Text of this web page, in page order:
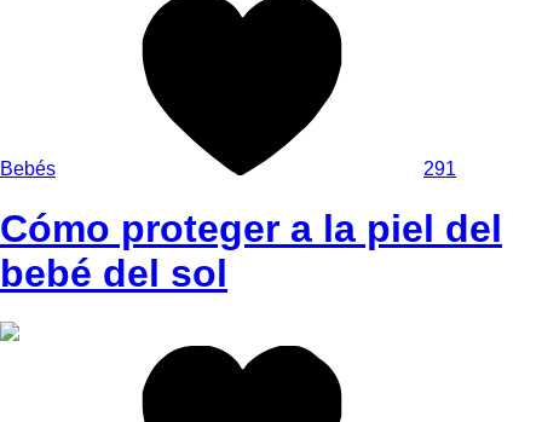
Bebés 291
Cómo proteger a la piel del
bebé del sol